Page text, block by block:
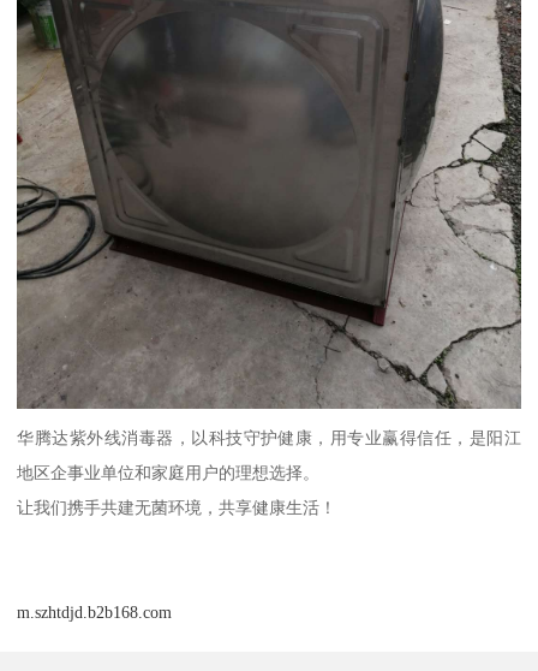
华腾达紫外线消毒器，以科技守护健康，用专业赢得信任，是阳江
地区企事业单位和家庭用户的理想选择。
让我们携手共建无菌环境，共享健康生活！
m.szhtdjd.b2b168.com